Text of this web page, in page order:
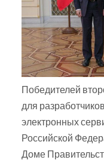
Победителей
для
электронных
Российской
Доме